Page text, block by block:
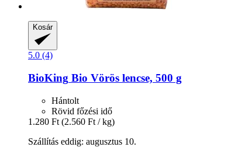
Kosár
5.0 (4)
BioKing Bio Vörös lencse, 500 g
Hántolt
Rövid főzési idő
1.280 Ft (2.560 Ft / kg)
Szállítás eddig: augusztus 10.